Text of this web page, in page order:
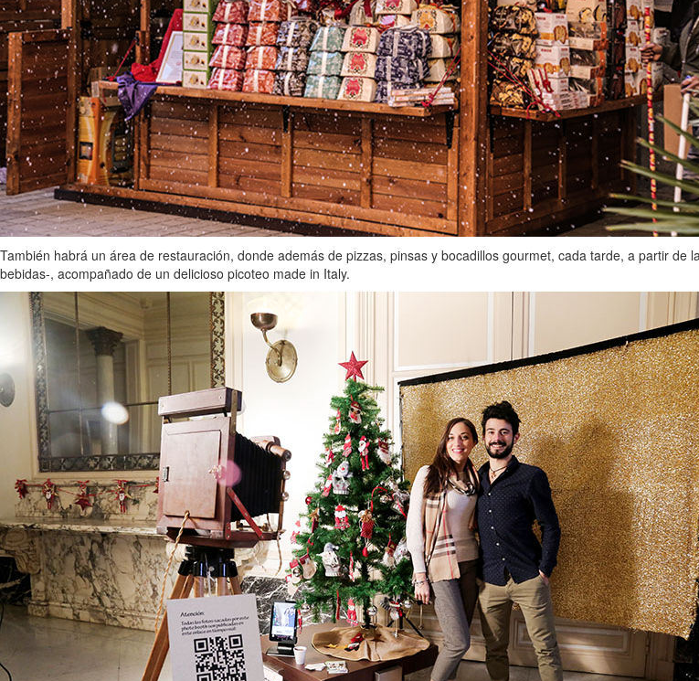
También habrá un área de restauración, donde además de pizzas, pinsas y bocadillos gourmet, cada tarde, a partir
bebidas-, acompañado de un delicioso picoteo made in Italy.